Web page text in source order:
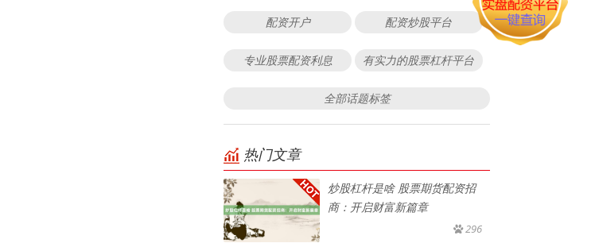
配资开户 配资炒股平台
专业股票配资利息 有实力的股票杠杆平台
全部话题标签
热门文章
炒股杠杆是啥 股票期货配资招
商：开启财富新篇章
296